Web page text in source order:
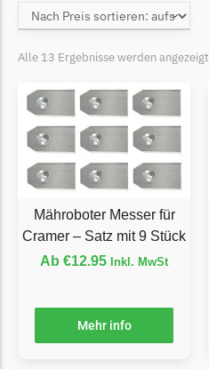
Central Park
Cramer
Cramer Messer
Begrenzungsdraht
Cub Cadet
Cub Cadet Messer
Ecovacs Messer
Einhell
Alle 13 Ergebnisse werden angezeigt
Mähroboter Messer für
Cramer – Satz mit 9 Stück
Ab €12.95 Inkl. MwSt
Mehr info